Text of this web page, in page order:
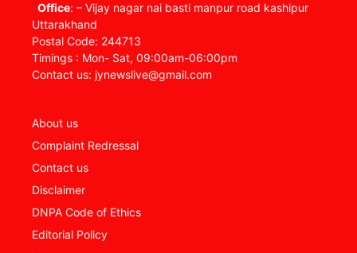
Office: – Vijay nagar nai basti manpur road kashipur
Uttarakhand
Postal Code: 244713
Timings : Mon- Sat, 09:00am-06:00pm
Contact us: jynewslive@gmail.com
About us
Complaint Redressal
Contact us
Disclaimer
DNPA Code of Ethics
Editorial Policy